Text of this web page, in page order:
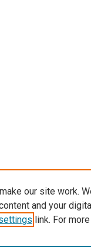
our site work.
and your
link. For